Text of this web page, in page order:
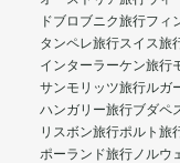
ドブロブニク旅行フィ
タンペレ旅行スイス旅
インターラーケン旅行
サンモリッツ旅行ルガ
ハンガリー旅行ブダペ
リスボン旅行ポルト旅
ポーランド旅行ノルウ